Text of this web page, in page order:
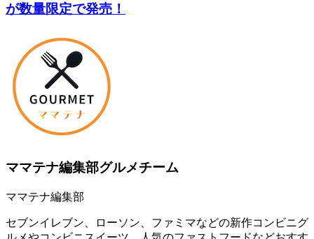
が数量限定で発売！
ママテナ編集部グルメチーム
ママテナ編集部
セブンイレブン、ローソン、ファミマなどの新作コンビニグ